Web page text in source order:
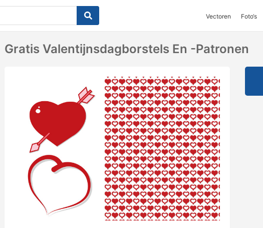
Vectoren Foto‘s
Gratis Valentijnsdagborstels En -patronen